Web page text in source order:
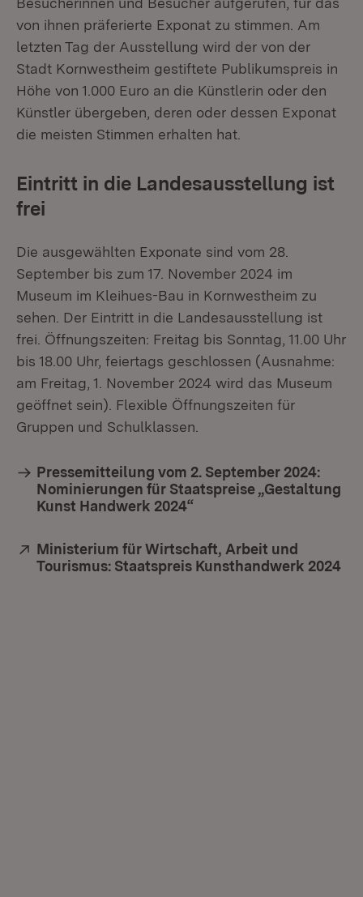
von ihnen präferierte Exponat zu stimmen. Am
letzten Tag der Ausstellung wird der von der
Stadt Kornwestheim gestiftete Publikumspreis in
Höhe von 1.000 Euro an die Künstlerin oder den
Künstler übergeben, deren oder dessen Exponat
die meisten Stimmen erhalten hat.
Eintritt in die Landesausstellung ist
frei
Die ausgewählten Exponate sind vom 28.
September bis zum 17. November 2024 im
Museum im Kleihues-Bau in Kornwestheim zu
sehen. Der Eintritt in die Landesausstellung ist
frei. Öffnungszeiten: Freitag bis Sonntag, 11.00 Uhr
bis 18.00 Uhr, feiertags geschlossen (Ausnahme:
am Freitag, 1. November 2024 wird das Museum
geöffnet sein). Flexible Öffnungszeiten für
Gruppen und Schulklassen.
Pressemitteilung vom 2. September 2024:
Nominierungen für Staatspreise „Gestaltung
Kunst Handwerk 2024“
Extern:
Ministerium für Wirtschaft, Arbeit und
Tourismus: Staatspreis Kunsthandwerk 2024